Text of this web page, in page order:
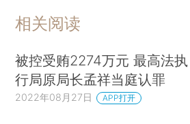
相关阅读
被控受贿2274万元 最高法执
行局原局长孟祥当庭认罪
2022年08月27日 APP打开